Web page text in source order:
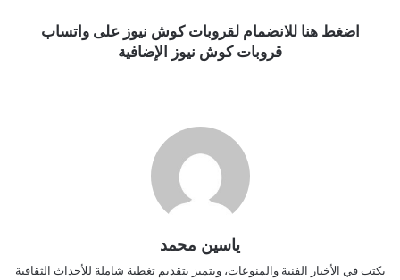
اضغط هنا للانضمام لقروبات كوش نيوز على واتساب
قروبات كوش نيوز الإضافية
ياسين محمد
يكتب في الأخبار الفنية والمنوعات، ويتميز بتقديم تغطية شاملة للأحداث الثقافية